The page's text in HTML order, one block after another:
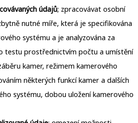
údajů; zpracovávat osobní
nutné míře, která je specifikována
systému a je analyzována za
testu prostřednictvím počtu a umístění
kamer, režimem kamerového
některých funkcí kamer a dalších
systému, dobou uložení kamerového